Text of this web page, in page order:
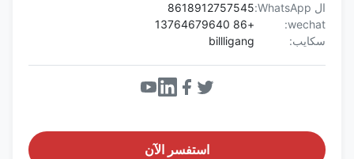
ال WhatsApp:
8618912757545
wechat:
+86 13764679640
سكايب:
billligang
استفسر الآن